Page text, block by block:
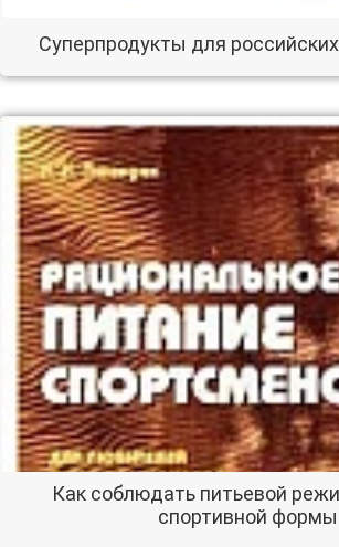
Суперпродукты для
Как соблюдать питьевой
спортивной формы